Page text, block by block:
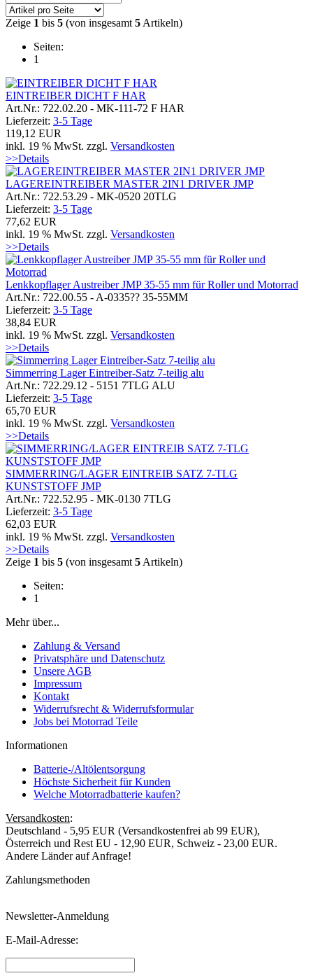
Zeige 1 bis 5 (von insgesamt 5 Artikeln)
Seiten:
1
EINTREIBER DICHT F HAR
Art.Nr.: 722.02.20 - MK-111-72 F HAR
Lieferzeit: 3-5 Tage
119,12 EUR
inkl. 19 % MwSt. zzgl. Versandkosten
>>Details
LAGEREINTREIBER MASTER 2IN1 DRIVER JMP
Art.Nr.: 722.53.29 - MK-0520 20TLG
Lieferzeit: 3-5 Tage
77,62 EUR
inkl. 19 % MwSt. zzgl. Versandkosten
>>Details
Lenkkopflager Austreiber JMP 35-55 mm für Roller und Motorrad
Art.Nr.: 722.00.55 - A-0335?? 35-55MM
Lieferzeit: 3-5 Tage
38,84 EUR
inkl. 19 % MwSt. zzgl. Versandkosten
>>Details
Simmerring Lager Eintreiber-Satz 7-teilig alu
Art.Nr.: 722.29.12 - 5151 7TLG ALU
Lieferzeit: 3-5 Tage
65,70 EUR
inkl. 19 % MwSt. zzgl. Versandkosten
>>Details
SIMMERRING/LAGER EINTREIB SATZ 7-TLG
KUNSTSTOFF JMP
Art.Nr.: 722.52.95 - MK-0130 7TLG
Lieferzeit: 3-5 Tage
62,03 EUR
inkl. 19 % MwSt. zzgl. Versandkosten
>>Details
Zeige 1 bis 5 (von insgesamt 5 Artikeln)
Seiten:
1
Mehr über...
Zahlung & Versand
Privatsphäre und Datenschutz
Unsere AGB
Impressum
Kontakt
Widerrufsrecht & Widerrufsformular
Jobs bei Motorrad Teile
Informationen
Batterie-/Altölentsorgung
Höchste Sicherheit für Kunden
Welche Motorradbatterie kaufen?
Versandkosten:
Deutschland - 5,95 EUR (Versandkostenfrei ab 99 EUR),
Österreich und Rest EU - 12,90 EUR, Schweiz - 23,00 EUR.
Andere Länder auf Anfrage!
Zahlungsmethoden
Newsletter-Anmeldung
E-Mail-Adresse: